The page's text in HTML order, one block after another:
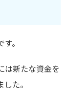
す。
は新たな資金を
た。